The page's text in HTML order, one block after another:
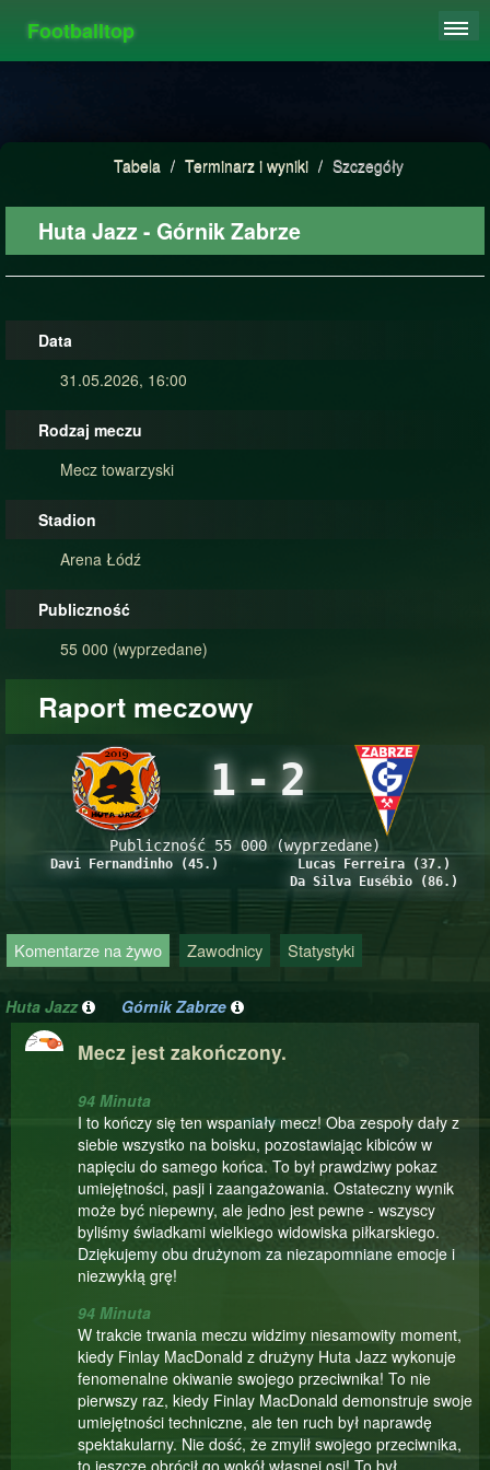
Footballtop
STATYSTYKI
Tabela / Terminarz i wyniki / Szczegóły
Huta Jazz - Górnik Zabrze
Data
31.05.2026, 16:00
Rodzaj meczu
Mecz towarzyski
Stadion
Arena Łódź
Publiczność
55 000 (wyprzedane)
Raport meczowy
1-2
Publiczność 55 000 (wyprzedane)
Davi Fernandinho (45.)
Lucas Ferreira (37.)
Da Silva Eusébio (86.)
Komentarze na żywo Zawodnicy Statystyki
Huta Jazz Górnik Zabrze
Mecz jest zakończony.
94 Minuta
I to kończy się ten wspaniały mecz! Oba zespoły dały z
siebie wszystko na boisku, pozostawiając kibiców w
napięciu do samego końca. To był prawdziwy pokaz
umiejętności, pasji i zaangażowania. Ostateczny wynik
może być niepewny, ale jedno jest pewne - wszyscy
byliśmy świadkami wielkiego widowiska piłkarskiego.
Dziękujemy obu drużynom za niezapomniane emocje i
niezwykłą grę!
94 Minuta
W trakcie trwania meczu widzimy niesamowity moment,
kiedy Finlay MacDonald z drużyny Huta Jazz wykonuje
fenomenalne okiwanie swojego przeciwnika! To nie
pierwszy raz, kiedy Finlay MacDonald demonstruje swoje
umiejętności techniczne, ale ten ruch był naprawdę
spektakularny. Nie dość, że zmylił swojego przeciwnika,
to jeszcze obrócił go wokół własnej osi! To był